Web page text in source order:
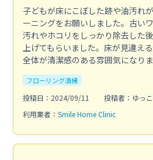
子どもが床にこぼした跡や油汚れ
ーニングをお願いしました。古い
汚れやホコリをしっかり除去した
上げてもらいました。床が見違え
全体が清潔感のある雰囲気になりま
フローリング清掃
投稿日：2024/09/11
投稿者：ゆっこ
利用業者： Smile Home Clinic